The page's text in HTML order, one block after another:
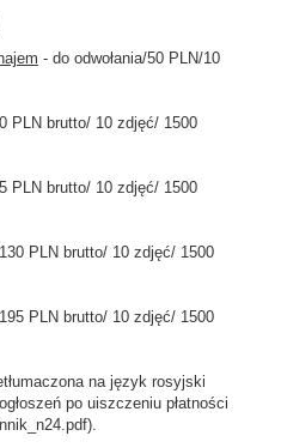
- do odwołania/50 PLN/10
PLN brutto/ 10 zdjęć/ 1500
PLN brutto/ 10 zdjęć/ 1500
PLN brutto/ 10 zdjęć/ 1500
PLN brutto/ 10 zdjęć/ 1500
na język rosyjski
po uiszczeniu płatności
).